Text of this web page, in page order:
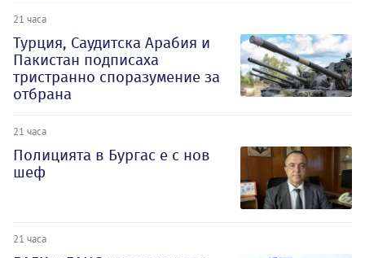
21 часа
Турция, Саудитска Арабия и
Пакистан подписаха
тристранно споразумение за
отбрана
21 часа
Полицията в Бургас е с нов
шеф
21 часа